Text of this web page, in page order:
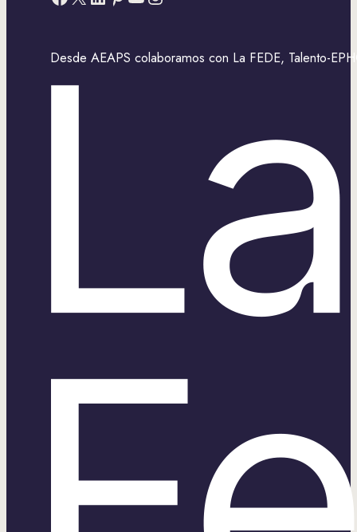
Desde AEAPS colaboramos con La FEDE, Talento-